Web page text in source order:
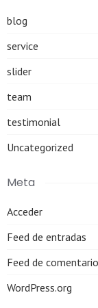
blog
service
slider
team
testimonial
Uncategorized
Meta
Acceder
Feed de entradas
Feed de
WordPress.org